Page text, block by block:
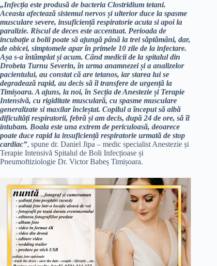
„Infecția este produsă de bacteria Clostridium tetani.
Aceasta afectează sistemul nervos și ulterior duce la spasme
musculare severe, insuficiență respiratorie acuta si apoi la
paralizie. Riscul de deces este accentuat. Perioada de
incubație a bolii poate să ajungă până la trei săptămâni, dar,
de obicei, simptomele apar în primele 10 zile de la infectare.
Așa s-a întâmplat și acum. Când medicii de la spitalul din
Drobeta Turnu Severin, în urma anamnezei și a analizelor
pacientului, au constat că are tetanos, iar starea lui se
degradează rapid, au decis să îl transfere de urgență la
Timișoara. A ajuns, la noi, în Secția de Anestezie și Terapie
Intensivă, cu rigiditate musculară, cu spasme musculare
generalizate si maxilar încleștat. Copilul a început să aibă
dificultăți respiratorii, febră și am decis, după 24 de ore, să îl
intubam. Boala este una extrem de periculoasă, deoarece
poate duce rapid la insuficiență respiratorie urmată de stop
cardiac”, spune dr. Daniel Jipa – medic specialist Anestezie și
Terapie Intensivă Spitalul de Boli Infecțioase și
Pneumoftiziologie Dr. Victor Babeș Timișoara.